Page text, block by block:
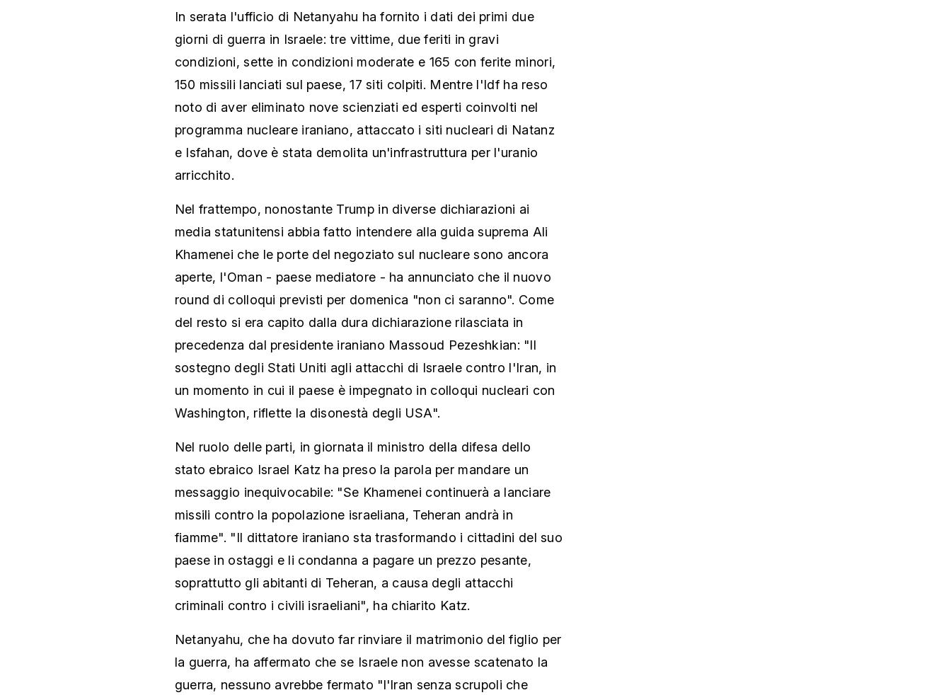
In serata l'ufficio di Netanyahu ha fornito i dati dei primi due
giorni di guerra in Israele: tre vittime, due feriti in gravi
condizioni, sette in condizioni moderate e 165 con ferite minori,
150 missili lanciati sul paese, 17 siti colpiti. Mentre l'Idf ha reso
noto di aver eliminato nove scienziati ed esperti coinvolti nel
programma nucleare iraniano, attaccato i siti nucleari di Natanz
e Isfahan, dove è stata demolita un'infrastruttura per l'uranio
arricchito.
Nel frattempo, nonostante Trump in diverse dichiarazioni ai
media statunitensi abbia fatto intendere alla guida suprema Ali
Khamenei che le porte del negoziato sul nucleare sono ancora
aperte, l'Oman - paese mediatore - ha annunciato che il nuovo
round di colloqui previsti per domenica "non ci saranno". Come
del resto si era capito dalla dura dichiarazione rilasciata in
precedenza dal presidente iraniano Massoud Pezeshkian: "Il
sostegno degli Stati Uniti agli attacchi di Israele contro l'Iran, in
un momento in cui il paese è impegnato in colloqui nucleari con
Washington, riflette la disonestà degli USA".
Nel ruolo delle parti, in giornata il ministro della difesa dello
stato ebraico Israel Katz ha preso la parola per mandare un
messaggio inequivocabile: "Se Khamenei continuerà a lanciare
missili contro la popolazione israeliana, Teheran andrà in
fiamme". "Il dittatore iraniano sta trasformando i cittadini del suo
paese in ostaggi e li condanna a pagare un prezzo pesante,
soprattutto gli abitanti di Teheran, a causa degli attacchi
criminali contro i civili israeliani", ha chiarito Katz.
Netanyahu, che ha dovuto far rinviare il matrimonio del figlio per
la guerra, ha affermato che se Israele non avesse scatenato la
guerra, nessuno avrebbe fermato "l'Iran senza scrupoli che